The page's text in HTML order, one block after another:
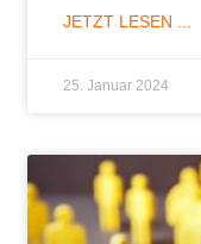
JETZT LESEN ...
25. Januar 2024